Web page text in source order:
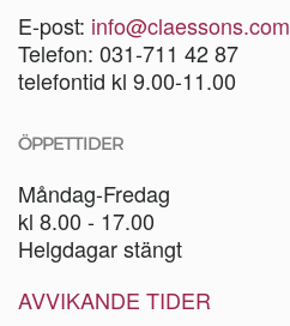
E-post: info@claessons.com
Telefon: 031-711 42 87
telefontid kl 9.00-11.00
ÖPPETTIDER
Måndag-Fredag
kl 8.00 - 17.00
Helgdagar stängt
AVVIKANDE TIDER